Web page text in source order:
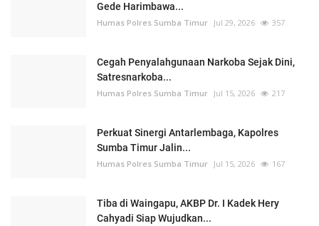
Gede Harimbawa...
Humas Polres Sumba Timur Jul 29, 2026 357
Cegah Penyalahgunaan Narkoba Sejak Dini,
Satresnarkoba...
Humas Polres Sumba Timur Jul 15, 2026 217
Perkuat Sinergi Antarlembaga, Kapolres
Sumba Timur Jalin...
Humas Polres Sumba Timur Jul 15, 2026 167
Tiba di Waingapu, AKBP Dr. I Kadek Hery
Cahyadi Siap Wujudkan...